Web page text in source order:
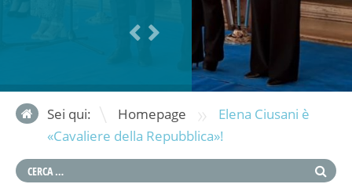
Sei qui: Homepage »
Elena Ciusani è
«Cavaliere della Repubblica»!